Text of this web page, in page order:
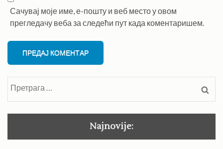
Сачувај моје име, е-пошту и веб место у овом
прегледачу веба за следећи пут када коментаришем.
Najnovije: